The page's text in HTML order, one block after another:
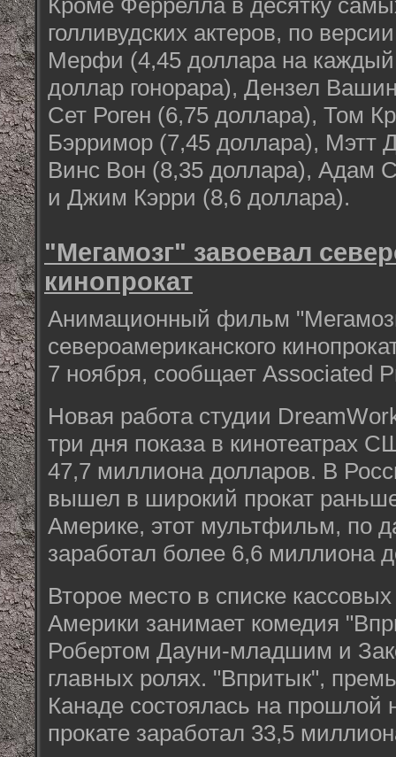
Кроме Феррелла в десятку
голливудских актеров, по
Мерфи (4,45 доллара на
доллар гонорара), Дензел
Сет Роген (6,75 доллара), Том
Бэрримор (7,45 доллара), Мэтт
Винс Вон (8,35 доллара), Адам
и Джим Кэрри (8,6 доллара).
"Мегамозг" завоевал
кинопрокат
Анимационный фильм
североамериканского
7 ноября, сообщает Associated
Новая работа студии
три дня показа в кинотеатрах
47,7 миллиона долларов. В
вышел в широкий прокат
Америке, этот мультфильм, по
заработал более 6,6 миллиона
Второе место в списке
Америки занимает комедия
Робертом Дауни-младшим и
главных ролях. "Впритык",
Канаде состоялась на прошлой
прокате заработал 33,5